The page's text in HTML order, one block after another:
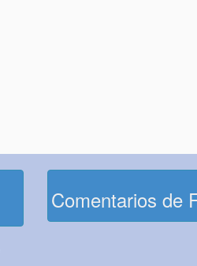
Comentarios de